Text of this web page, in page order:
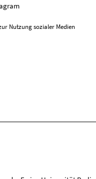
Nutzung sozialer Medien